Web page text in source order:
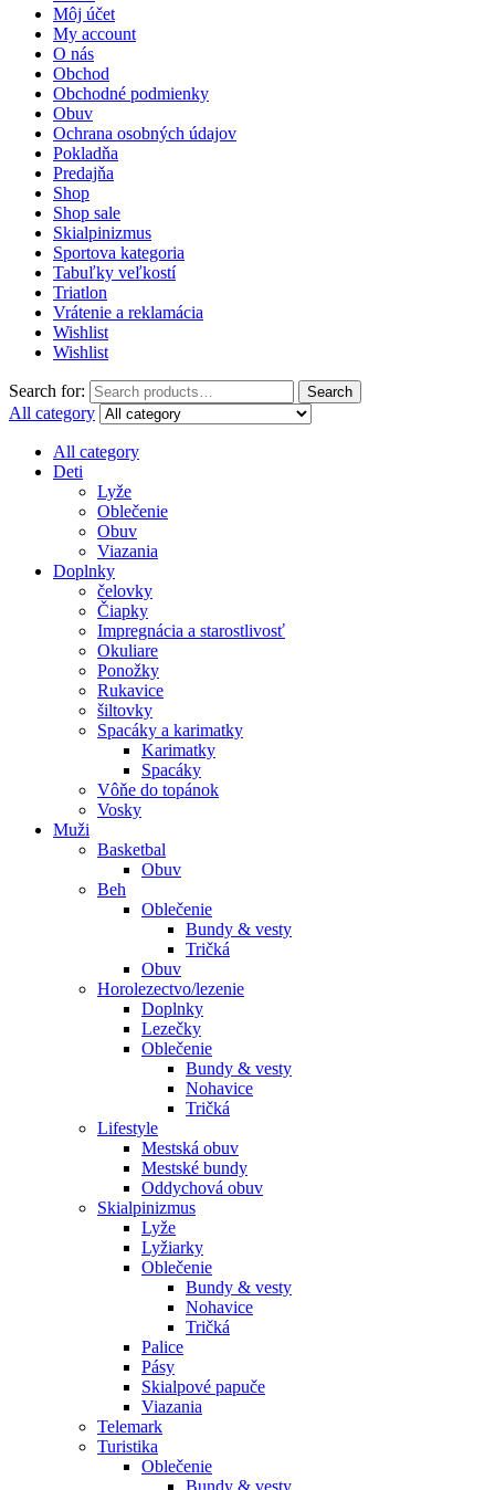
Môj účet
My account
O nás
Obchod
Obchodné podmienky
Obuv
Ochrana osobných údajov
Pokladňa
Predajňa
Shop
Shop sale
Skialpinizmus
Sportova kategoria
Tabuľky veľkostí
Triatlon
Vrátenie a reklamácia
Wishlist
Wishlist
Search for: Search
All category
All category
Deti
Lyže
Oblečenie
Obuv
Viazania
Doplnky
čelovky
Čiapky
Impregnácia a starostlivosť
Okuliare
Ponožky
Rukavice
šiltovky
Spacáky a karimatky
Karimatky
Spacáky
Vôňe do topánok
Vosky
Muži
Basketbal
Obuv
Beh
Oblečenie
Bundy & vesty
Tričká
Obuv
Horolezectvo/lezenie
Doplnky
Lezečky
Oblečenie
Bundy & vesty
Nohavice
Tričká
Lifestyle
Mestská obuv
Mestské bundy
Oddychová obuv
Skialpinizmus
Lyže
Lyžiarky
Oblečenie
Bundy & vesty
Nohavice
Tričká
Palice
Pásy
Skialpové papuče
Viazania
Telemark
Turistika
Oblečenie
Bundy & vesty